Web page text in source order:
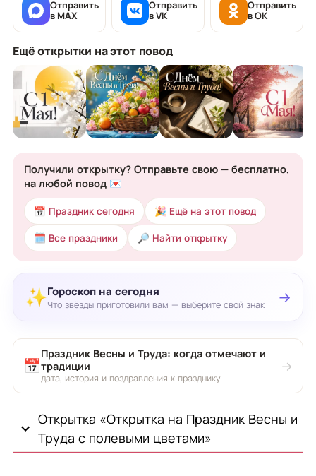
Отправить
в MAX
Отправить
в VK
Отправить
в OK
Ещё открытки на этот повод
Получили открытку? Отправьте свою — бесплатно,
на любой повод 💌
📅 Праздник сегодня 🎉 Ещё на этот повод
🗓 Все праздники 🔎 Найти открытку
✨Гороскоп на сегодня
Что звёзды приготовили вам — выберите свой знак →
📅
Праздник Весны и Труда: когда отмечают и
традиции
дата, история и поздравления к празднику
→
Открытка «Открытка на Праздник Весны и
Труда с полевыми цветами»